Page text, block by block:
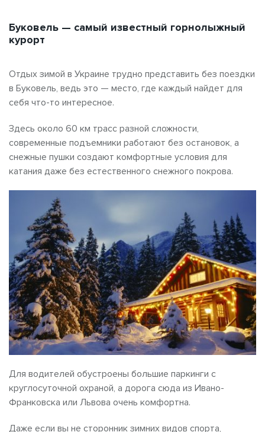
Буковель — самый известный горнолыжный
курорт
Отдых зимой в Украине трудно представить без поездки
в Буковель, ведь это — место, где каждый найдет для
себя что-то интересное.
Здесь около 60 км трасс разной сложности,
современные подъемники работают без остановок, а
снежные пушки создают комфортные условия для
катания даже без естественного снежного покрова.
Для водителей обустроены большие паркинги с
круглосуточной охраной, а дорога сюда из Ивано-
Франковска или Львова очень комфортна.
Даже если вы не сторонник зимних видов спорта,